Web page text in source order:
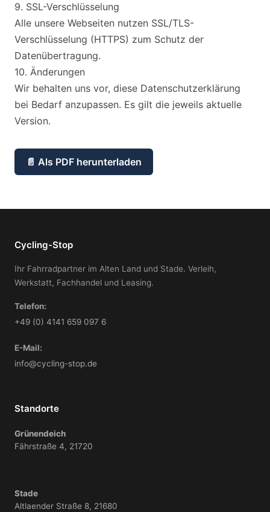
9. SSL-Verschlüsselung
Alle unsere Webseiten nutzen SSL/TLS-
Verschlüsselung (HTTPS) zum Schutz der
Datenübertragung.
10. Änderungen
Wir behalten uns vor, diese Datenschutzerklärung
bei Bedarf anzupassen. Es gilt die jeweils aktuelle
Version.
📄 Als PDF herunterladen
Cycling-Stop
Ihr Fahrradpartner im Alten Land und Stade. Verleih,
Werkstatt, Fachhandel und Leasing.
Telefon:
+49 (0) 4141 659 097 6
E-Mail:
info@cycling-stop.de
Standorte
Grünendeich
Fährstraße 4, 21720
Stade
Altlaender Straße 8, 21680